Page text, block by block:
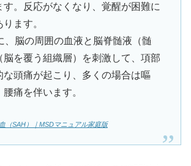
す。反応がなくなり、覚醒が困難に
ます。
、脳の周囲の血液と脳脊髄液（髄
脳を覆う組織層）を刺激して、項部
な頭痛が起こり、多くの場合は嘔
痛を伴います。
（SAH）｜MSDマニュアル家庭版